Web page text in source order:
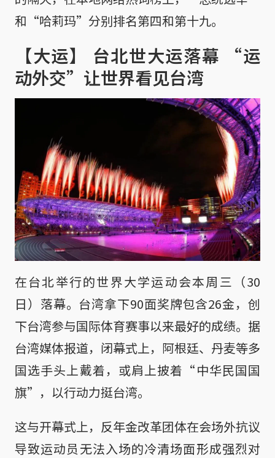
和“哈莉玛”分别排名第四和第十九。
【大运】 台北世大运落幕 “运
动外交”让世界看见台湾
在台北举行的世界大学运动会本周三（30
日）落幕。台湾拿下90面奖牌包含26金，创
下台湾参与国际体育赛事以来最好的成绩。据
台湾媒体报道，闭幕式上，阿根廷、丹麦等多
国选手头上戴着，或肩上披着“中华民国国
旗”，以行动力挺台湾。
这与开幕式上，反年金改革团体在会场外抗议
导致运动员无法入场的冷清场面形成强烈对